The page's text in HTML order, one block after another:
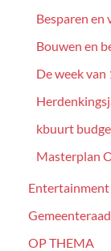
Besparen en
Bouwen en
De week van
kbuurt
Masterplan
Entertainment
Gemeenteraad
OP THEMA